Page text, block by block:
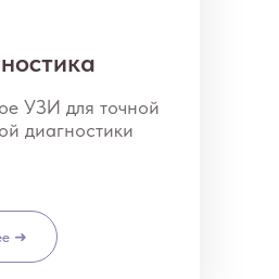
УЗИ для точной
диагностики
➜